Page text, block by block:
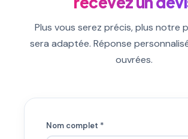
Plus vous serez précis, plus notre
sera adaptée. Réponse
ouvrées.
Nom complet *